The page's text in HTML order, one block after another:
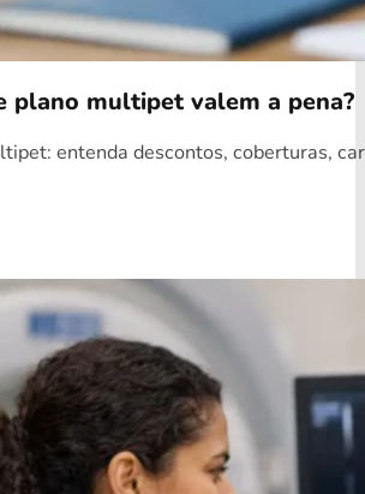
plano multipet valem a pena?
entenda descontos, coberturas,